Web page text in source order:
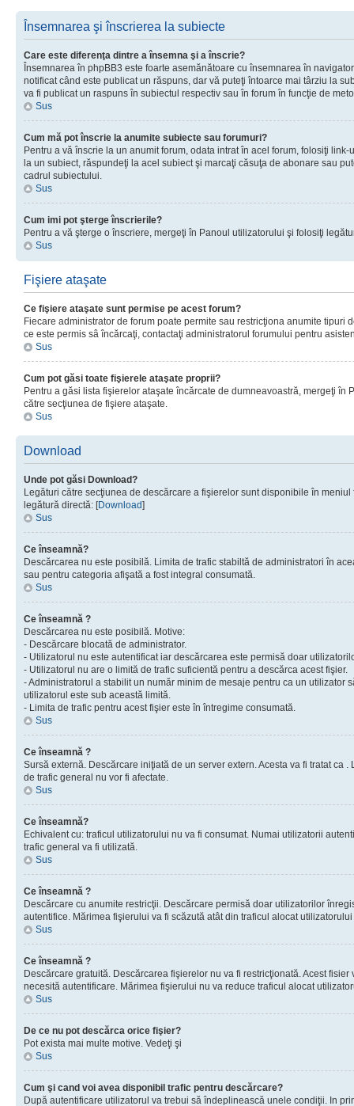
Însemnarea şi înscrierea la subiecte
Care este diferenţa dintre a însemna şi a înscrie?
Însemnarea în phpBB3 este foarte asemănătoare cu însemnarea în
notificat când este publicat un răspuns, dar vă puteţi întoarce mai târziu la
va fi publicat un raspuns în subiectul respectiv sau în forum în funcţie de
Sus
Cum mă pot înscrie la anumite subiecte sau forumuri?
Pentru a vă înscrie la un anumit forum, odata intrat în acel forum, folosiţi
la un subiect, răspundeţi la acel subiect şi marcaţi căsuţa de abonare sau
cadrul subiectului.
Sus
Cum imi pot şterge înscrierile?
Pentru a vă şterge o înscriere, mergeţi în Panoul utilizatorului şi folosiţi
Sus
Fişiere ataşate
Ce fişiere ataşate sunt permise pe acest forum?
Fiecare administrator de forum poate permite sau restricţiona anumite tipuri
ce este permis sâ încărcaţi, contactaţi administratorul forumului pentru
Sus
Cum pot găsi toate fişierele ataşate proprii?
Pentru a găsi lista fişierelor ataşate încărcate de dumneavoastră, mergeţi în
către secţiunea de fişiere ataşate.
Sus
Download
Unde pot găsi Download?
Legături către secţiunea de descărcare a fişierelor sunt disponibile în
legătură directă: [Download]
Sus
Ce înseamnă?
Descărcarea nu este posibilă. Limita de trafic stabiltă de administratori în
sau pentru categoria afişată a fost integral consumată.
Sus
Ce înseamnă ?
Descărcarea nu este posibilă. Motive:
- Descărcare blocată de administrator.
- Utilizatorul nu este autentificat iar descărcarea este permisă doar
- Utilizatorul nu are o limită de trafic suficientă pentru a descărca acest fişier.
- Administratorul a stabilit un număr minim de mesaje pentru ca un utilizator
utilizatorul este sub această limită.
- Limita de trafic pentru acest fişier este în întregime consumată.
Sus
Ce înseamnă ?
Sursă externă. Descărcare iniţiată de un server extern. Acesta va fi tratat ca
de trafic general nu vor fi afectate.
Sus
Ce înseamnă?
Echivalent cu: traficul utilizatorului nu va fi consumat. Numai utilizatorii
trafic general va fi utilizată.
Sus
Ce înseamnă ?
Descărcare cu anumite restricţii. Descărcare permisă doar utilizatorilor
autentifice. Mărimea fişierului va fi scăzută atât din traficul alocat
Sus
Ce înseamnă ?
Descărcare gratuită. Descărcarea fişierelor nu va fi restricţionată. Acest
necesită autentificare. Mărimea fişierului nu va reduce traficul alocat
Sus
De ce nu pot descărca orice fişier?
Pot exista mai multe motive. Vedeţi şi
Sus
Cum şi cand voi avea disponibil trafic pentru descărcare?
După autentificare utilizatorul va trebui să îndeplinească unele condiţii. In